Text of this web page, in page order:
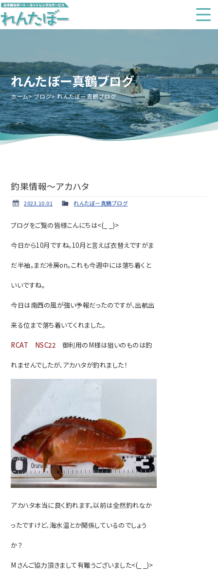
れんたぼー真鶴ブログ
ホーム ブログ れんたぼー真鶴ブログ
釣果情報～アカハタ
2023.10.01 れんたぼー真鶴ブログ
ブログをご覧の皆様こんにちは<(_ _)>
今日から10月ですね。10月と言えば衣替えですがま
だ半袖。まだ冷房on。これも今週中には落ち着くと
いいですね。
今日は南西の風が強い予報だったのですが、出航出
来る位まで落ち着いてくれました。
RCAT NSC22 御利用のM様は狙いのものは釣
れませんでしたが、アカハタが釣れました！
アカハタ本当に良く釣れます。以前は全然釣れなか
ったですけど、海水温とか関係しているのでしょう
か？
Mさんご協力頂きまして有難うございました<(_ _)>